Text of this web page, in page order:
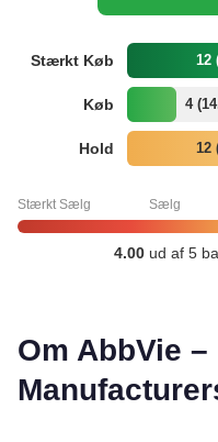
Stærkt Køb 12
Køb 4
Hold 12
Stærkt Sælg Sælg
4.00ud af 5
Om AbbVie –